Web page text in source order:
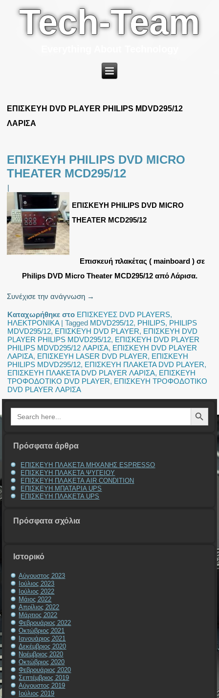
Tech-Team
ΕΠΙΣΚΕΥΗ DVD PLAYER PHILIPS MDVD295/12
ΛΑΡΙΣΑ
ΕΠΙΣΚΕΥΗ PHILIPS DVD MICRO
THEATER MCD295/12
|
ΕΠΙΣΚΕΥΗ PHILIPS DVD MICRO
THEATER MCD295/12
Επισκευή πλακέτας ( mainboard ) σε
Philips DVD Micro Theater MCD295/12 από Λάρισα.
Συνέχισε την ανάγνωση →
Καταχωρήθηκε στο ΕΠΙΣΚΕΥΕΣ DVD PLAYERS,
ΗΛΕΚΤΡΟΝΙΚΑ|Tagged MDVD295/12, PHILIPS, PHILIPS
MDVD295/12, ΕΠΙΣΚΕΥΗ DVD PLAYER, ΕΠΙΣΚΕΥΗ DVD
PLAYER PHILIPS MDVD295/12, ΕΠΙΣΚΕΥΗ DVD PLAYER
PHILIPS MDVD295/12 ΛΑΡΙΣΑ, ΕΠΙΣΚΕΥΗ DVD PLAYER
ΛΑΡΙΣΑ, ΕΠΙΣΚΕΥΗ LASER DVD PLAYER, ΕΠΙΣΚΕΥΗ
PHILIPS MDVD295/12, ΕΠΙΣΚΕΥΗ ΠΛΑΚΕΤΑ DVD PLAYER,
ΕΠΙΣΚΕΥΗ ΠΛΑΚΕΤΑ DVD PLAYER ΛΑΡΙΣΑ, ΕΠΙΣΚΕΥΗ
ΤΡΟΦΟΔΟΤΙΚΟ DVD PLAYER, ΕΠΙΣΚΕΥΗ ΤΡΟΦΟΔΟΤΙΚΟ
DVD PLAYER ΛΑΡΙΣΑ
Search
for:
Search Button
Πρόσφατα άρθρα
ΕΠΙΣΚΕΥΗ ΠΛΑΚΕΤΑ ΜΗΧΑΝΗΣ ESPRESSO
ΕΠΙΣΚΕΥΗ ΠΛΑΚΕΤΑ ΨΥΓΕΙΟΥ
ΕΠΙΣΚΕΥΗ ΠΛΑΚΕΤΑ AIR CONDITION
ΕΠΙΣΚΕΥΗ ΜΠΑΤΑΡΙΑ UPS
ΕΠΙΣΚΕΥΗ ΠΛΑΚΕΤΑ UPS
Πρόσφατα σχόλια
Ιστορικό
Αύγουστος 2023
Ιούλιος 2023
Ιούλιος 2022
Μάιος 2022
Απρίλιος 2022
Μάρτιος 2022
Φεβρουάριος 2022
Οκτώβριος 2021
Ιανουάριος 2021
Δεκέμβριος 2020
Νοέμβριος 2020
Οκτώβριος 2020
Φεβρουάριος 2020
Σεπτέμβριος 2019
Αύγουστος 2019
Ιούλιος 2019